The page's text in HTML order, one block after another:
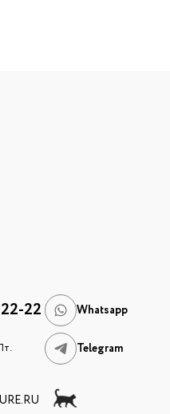
22 Whatsapp
Telegram